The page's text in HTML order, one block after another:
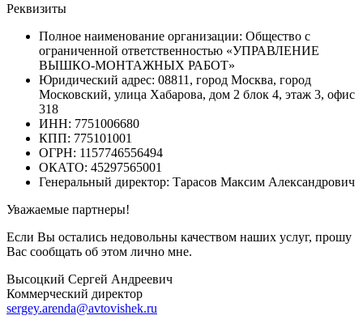
Реквизиты
Полное наименование организации: Общество с
ограниченной ответственностью «УПРАВЛЕНИЕ
ВЫШКО-МОНТАЖНЫХ РАБОТ»
Юридический адрес: 08811, город Москва, город
Московский, улица Хабарова, дом 2 блок 4, этаж 3, офис
318
ИНН: 7751006680
КПП: 775101001
ОГРН: 1157746556494
ОКАТО: 45297565001
Генеральный директор: Тарасов Максим Александрович
Уважаемые партнеры!
Если Вы остались недовольны качеством наших услуг, прошу
Вас сообщать об этом лично мне.
Высоцкий Сергей Андреевич
Коммерческий директор
sergey.arenda@avtovishek.ru